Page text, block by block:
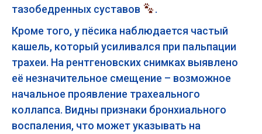
тазобедренных суставов
.
Кроме того, у пёсика наблюдается частый
кашель, который усиливался при пальпации
трахеи. На рентгеновских снимках выявлено
её незначительное смещение – возможное
начальное проявление трахеального
коллапса. Видны признаки бронхиального
воспаления, что может указывать на